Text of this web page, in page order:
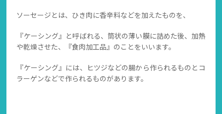
ソーセージとは、ひき肉に香辛料などを加えたものを、
『ケーシング』と呼ばれる、筒状の薄い膜に詰めた後、加熱
や乾燥させた、『食肉加工品』のことをいいます。
『ケーシング』には、ヒツジなどの腸から作られるものとコ
ラーゲンなどで作られるものがあります。